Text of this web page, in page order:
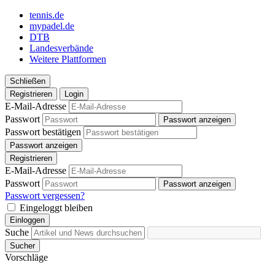
tennis.de
mypadel.de
DTB
Landesverbände
Weitere Plattformen
Schließen
Registrieren
Login
E-Mail-Adresse
Passwort
Passwort anzeigen
Passwort bestätigen
Passwort anzeigen
Registrieren
E-Mail-Adresse
Passwort
Passwort anzeigen
Passwort vergessen?
Eingeloggt bleiben
Einloggen
Suche
Sucher
Vorschläge